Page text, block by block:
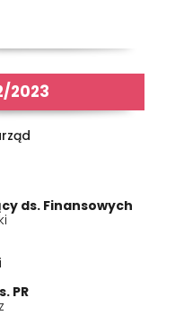
2023
ds. Finansowych
PR